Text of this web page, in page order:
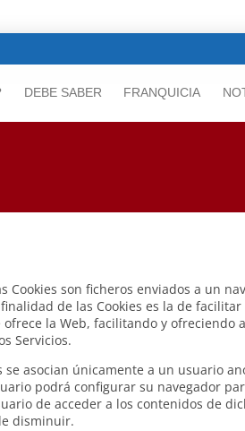
DEBE SABER FRANQUICIA
Cookies son ficheros enviados a un
de las Cookies es la de
la Web, facilitando y ofreciendo
Servicios.
asocian únicamente a un usuario
podrá configurar su navegador
de acceder a los contenidos de
disminuir.